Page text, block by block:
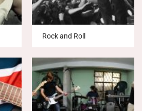
Rock and Roll